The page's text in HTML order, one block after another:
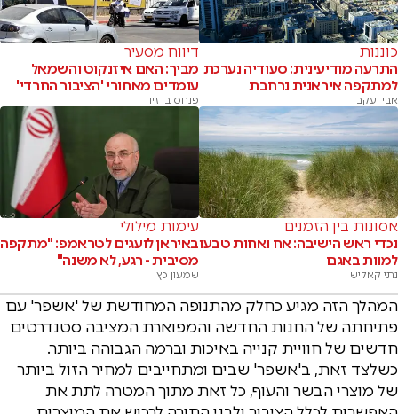
כוננות
התרעה מודיעינית: סעודיה נערכת
למתקפה איראנית נרחבת
אבי יעקב
דיווח מסעיר
מביך: האם איזנקוט והשמאל
עומדים מאחורי 'הציבור החרדי'
פנחס בן זיו
אסונות בין הזמנים
נכדי ראש הישיבה: אח ואחות טבעו
למוות באגם
נתי קאליש
עימות מילולי
באיראן לועגים לטראמפ: "מתקפה
מסיבית - רגע, לא משנה"
שמעון כץ
המהלך הזה מגיע כחלק מהתנופה המחודשת של 'אשפר' עם
פתיחתה של החנות החדשה והמפוארת המציבה סטנדרטים
חדשים של חוויית קנייה באיכות וברמה הגבוהה ביותר.
כשלצד זאת, ב'אשפר' שבים ומתחייבים למחיר הזול ביותר
של מוצרי הבשר והעוף, כל זאת מתוך המטרה לתת את